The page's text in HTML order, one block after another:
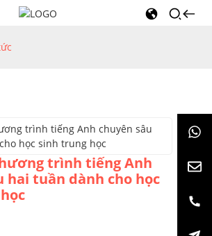
trình tiếng Anh
hai tuần dành cho học